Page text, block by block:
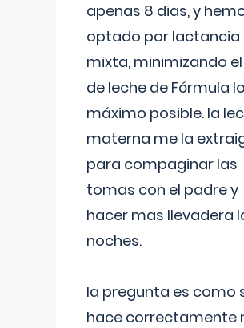
apenas 8 dias, y
optado por lactancia
mixta, minimizando
de leche de Fórmula lo
máximo posible. la
materna me la
para compaginar las
tomas con el padre y
hacer mas llevadera
noches.
la pregunta es como
hace correctamente